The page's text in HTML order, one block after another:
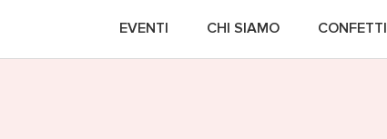
EVENTI CHI SIAMO CONFETTI